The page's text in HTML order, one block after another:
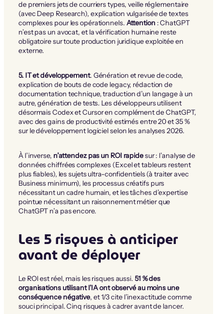
de premiers jets de courriers types, veille réglementaire
(avec Deep Research), explication vulgarisée de textes
complexes pour les opérationnels. Attention : ChatGPT
n’est pas un avocat, et la vérification humaine reste
obligatoire sur toute production juridique exploitée en
externe.
5. IT et développement. Génération et revue de code,
explication de bouts de code legacy, rédaction de
documentation technique, traduction d’un langage à un
autre, génération de tests. Les développeurs utilisent
désormais Codex et Cursor en complément de ChatGPT,
avec des gains de productivité estimés entre 20 et 35 %
sur le développement logiciel selon les analyses 2026.
À l’inverse, n’attendez pas un ROI rapidesur : l’analyse de
données chiffrées complexes (Excel et tableurs restent
plus fiables), les sujets ultra-confidentiels (à traiter avec
Business minimum), les processus créatifs purs
nécessitant un cadre humain, et les tâches d’expertise
pointue nécessitant un raisonnement métier que
ChatGPT n’a pas encore.
Les 5 risques à anticiper
avant de déployer
Le ROI est réel, mais les risques aussi. 51 % des
organisations utilisant l’IA ont observé au moins une
conséquence négative, et 1/3 cite l’inexactitude comme
souci principal. Cinq risques à cadrer avant de lancer.